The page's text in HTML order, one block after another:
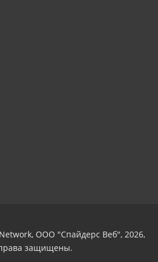
ООО "Спайдерс Веб", 2026,
защищены.